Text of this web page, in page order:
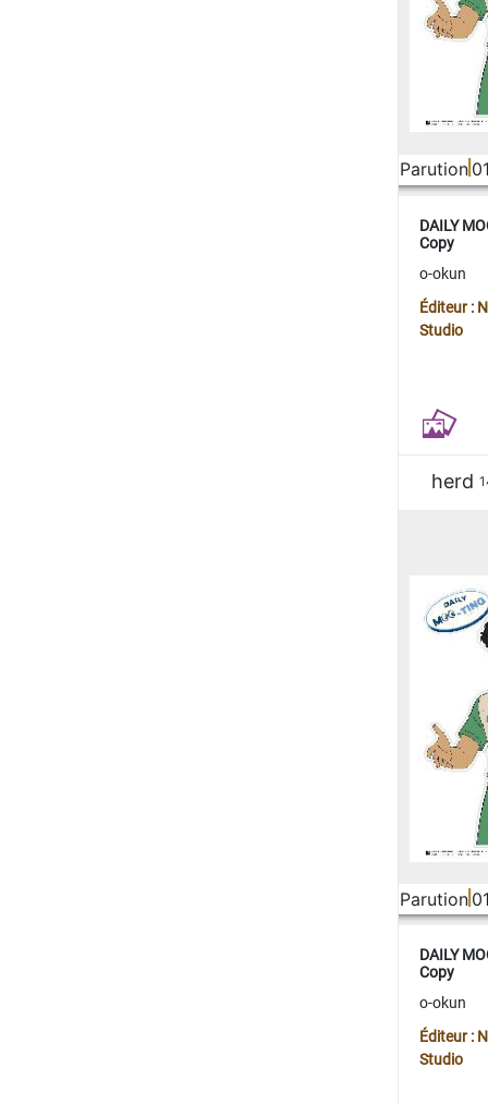
Parution
DAILY
Copy
o-okun
Éditeur :
Studio
herd
Parution
DAILY
Copy
o-okun
Éditeur :
Studio